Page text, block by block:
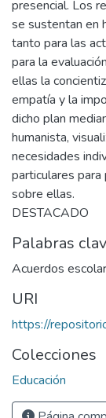
presencial. Los
se sustentan en
tanto para las
para la
ellas la
empatía y la
dicho plan
humanista,
necesidades
particulares
sobre ellas.
DESTACADO
Palabras
Acuerdos
URI
https://
Colecciones
Educación